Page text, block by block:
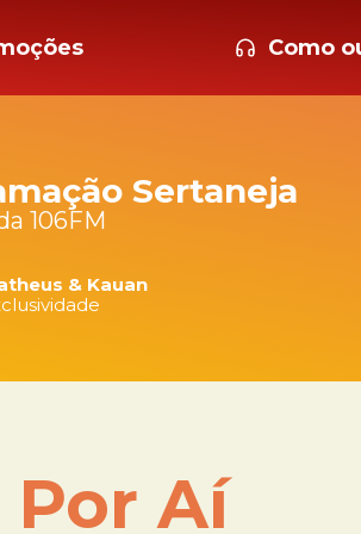
Como
Sertaneja
106FM
& Kauan
Por Aí